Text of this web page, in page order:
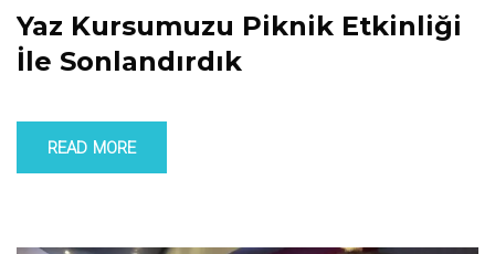
Yaz Kursumuzu Piknik Etkinliği
İle Sonlandırdık
READ MORE